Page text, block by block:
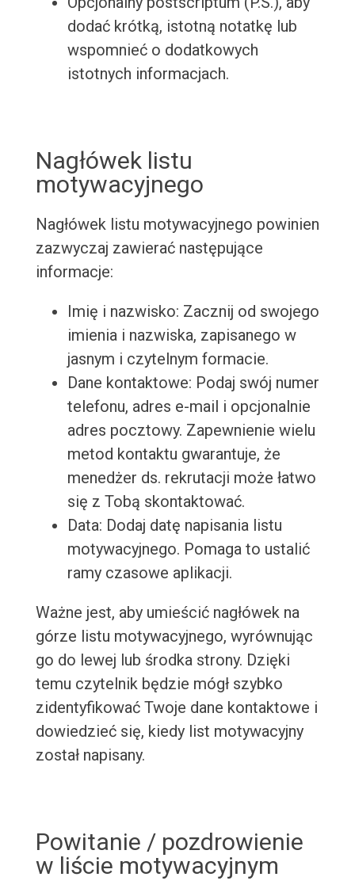
dodać krótką, istotną notatkę lub
wspomnieć o dodatkowych
istotnych informacjach.
Nagłówek listu
motywacyjnego
Nagłówek listu motywacyjnego powinien
zazwyczaj zawierać następujące
informacje:
Imię i nazwisko: Zacznij od swojego
imienia i nazwiska, zapisanego w
jasnym i czytelnym formacie.
Dane kontaktowe: Podaj swój numer
telefonu, adres e-mail i opcjonalnie
adres pocztowy. Zapewnienie wielu
metod kontaktu gwarantuje, że
menedżer ds. rekrutacji może łatwo
się z Tobą skontaktować.
Data: Dodaj datę napisania listu
motywacyjnego. Pomaga to ustalić
ramy czasowe aplikacji.
Ważne jest, aby umieścić nagłówek na
górze listu motywacyjnego, wyrównując
go do lewej lub środka strony. Dzięki
temu czytelnik będzie mógł szybko
zidentyfikować Twoje dane kontaktowe i
dowiedzieć się, kiedy list motywacyjny
został napisany.
Powitanie / pozdrowienie
w liście motywacyjnym